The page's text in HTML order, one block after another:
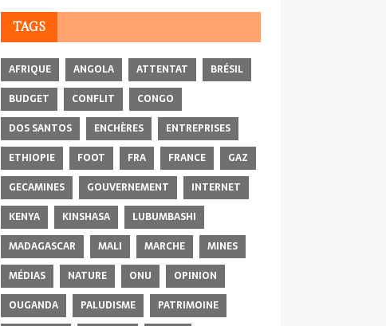
TAGS
AFRIQUE ANGOLA ATTENTAT
BRÉSIL
BUDGET
CONFLIT
CONGO
DOS SANTOS
ENCHÈRES
ENTREPRISES
ETHIOPIE
FOOT FRA FRANCE
GAZ
GECAMINES
GOUVERNEMENT
INTERNET
KENYA
KINSHASA
LUBUMBASHI
MADAGASCAR
MALI MARCHE
MINES
MÉDIAS
NATURE ONU
OPINION
OUGANDA
PALUDISME PATRIMOINE